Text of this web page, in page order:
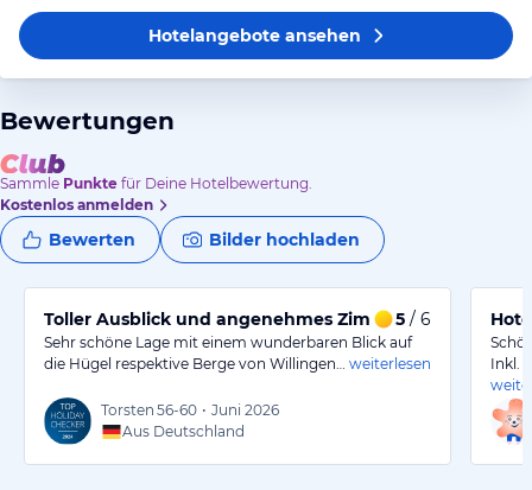
Hotelangeboteansehen
Bewertungen
Sammle Punkte für Deine Hotelbewertung.
Kostenlos anmelden
Bewerten Bilder hochladen
Toller Ausblick und angenehmes Zimmer in schöner
5 / 6
Sehr schöne Lage mit einem wunderbaren Blick auf
die Hügel respektive Berge von Willingen…
weiterlesen
Torsten 56-60 • Juni 2026
Aus Deutschland
Inkl.